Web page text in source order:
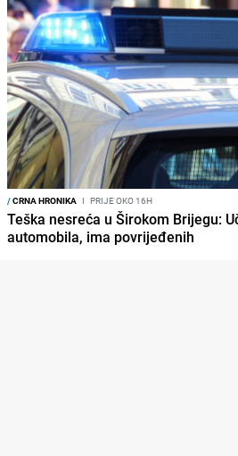
/CRNA HRONIKA I PRIJE OKO 16H
Teška nesreća u Širokom Brijegu:
automobila, ima povrijeđenih